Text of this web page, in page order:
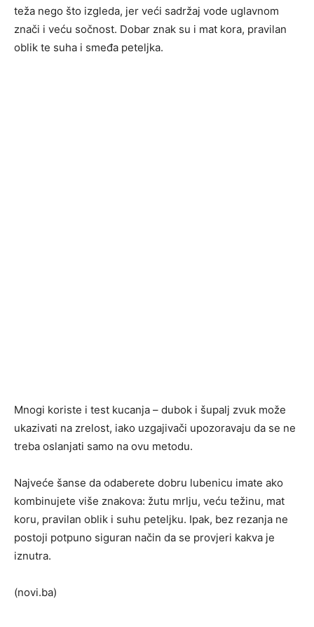
teža nego što izgleda, jer veći sadržaj vode uglavnom
znači i veću sočnost. Dobar znak su i mat kora, pravilan
oblik te suha i smeđa peteljka.
Mnogi koriste i test kucanja – dubok i šupalj zvuk može
ukazivati na zrelost, iako uzgajivači upozoravaju da se ne
treba oslanjati samo na ovu metodu.
Najveće šanse da odaberete dobru lubenicu imate ako
kombinujete više znakova: žutu mrlju, veću težinu, mat
koru, pravilan oblik i suhu peteljku. Ipak, bez rezanja ne
postoji potpuno siguran način da se provjeri kakva je
iznutra.
(novi.ba)